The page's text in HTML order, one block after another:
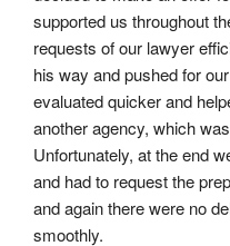
supported us throughout
requests of our lawyer
his way and pushed for
evaluated quicker and
another agency, which
Unfortunately, at the end
and had to request the
and again there were no
smoothly.